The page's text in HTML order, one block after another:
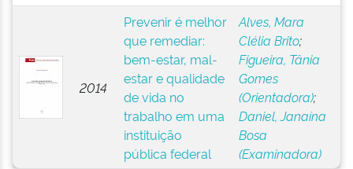
2014
Prevenir é melhor
que remediar:
bem-estar, mal-
estar e qualidade
de vida no
trabalho em uma
instituição
pública federal
Alves, Mara
Clélia Brito;
Figueira, Tânia
Gomes
(Orientadora);
Daniel, Janaína
Bosa
(Examinadora)